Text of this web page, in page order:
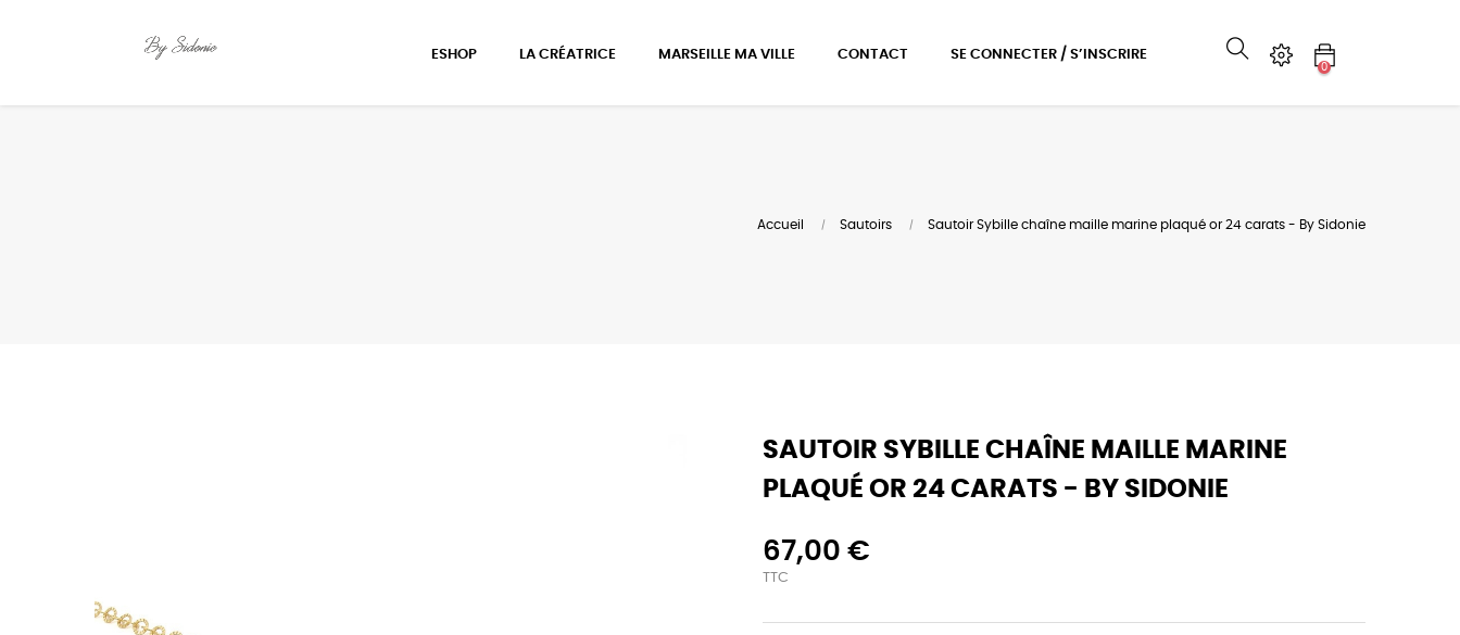
ESHOP LA CRÉATRICE MARSEILLE MA VILLE CONTACT SE CONNECTER / S’INSCRIRE
0
Accueil Sautoirs Sautoir Sybille chaîne maille marine plaqué or 24 carats - By Sidonie
SAUTOIR SYBILLE CHAÎNE MAILLE MARINE
PLAQUÉ OR 24 CARATS - BY SIDONIE
67,00 €
TTC